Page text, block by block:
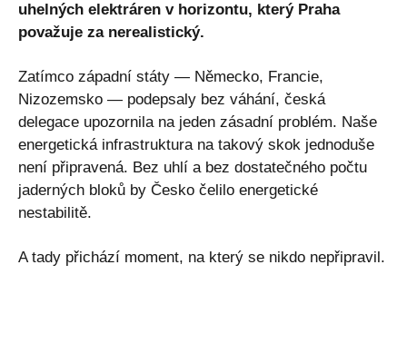
uhelných elektráren v horizontu, který Praha
považuje za nerealistický.
Zatímco západní státy — Německo, Francie,
Nizozemsko — podepsaly bez váhání, česká
delegace upozornila na jeden zásadní problém. Naše
energetická infrastruktura na takový skok jednoduše
není připravená. Bez uhlí a bez dostatečného počtu
jaderných bloků by Česko čelilo energetické
nestabilitě.
A tady přichází moment, na který se nikdo nepřipravil.